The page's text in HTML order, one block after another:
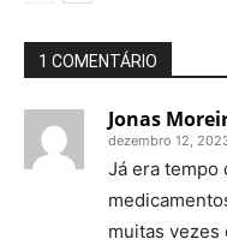
1 COMENTÁRIO
Jonas
dezembro 12,
Já era tempo
muitas vezes